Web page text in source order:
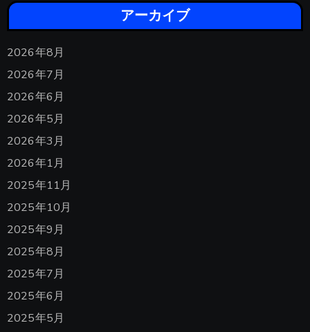
アーカイブ
2026年8月
2026年7月
2026年6月
2026年5月
2026年3月
2026年1月
2025年11月
2025年10月
2025年9月
2025年8月
2025年7月
2025年6月
2025年5月